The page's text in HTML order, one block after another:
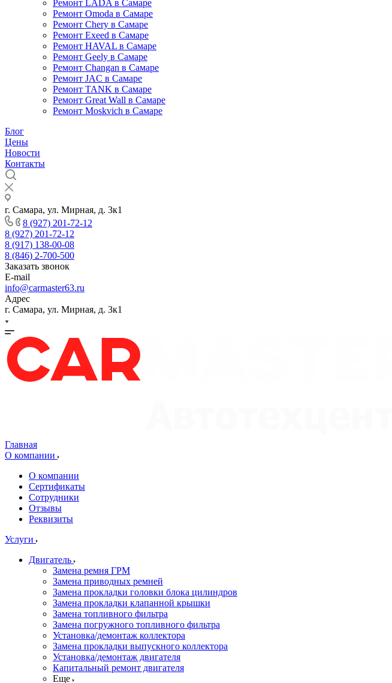
Ремонт LADA в Самаре
Ремонт Omoda в Самаре
Ремонт Chery в Самаре
Ремонт Exeed в Самаре
Ремонт HAVAL в Самаре
Ремонт Geely в Самаре
Ремонт Changan в Самаре
Ремонт JAC в Самаре
Ремонт TANK в Самаре
Ремонт Great Wall в Самаре
Ремонт Moskvich в Самаре
Блог
Цены
Новости
Контакты
г. Самара, ул. Мирная, д. 3к1
8 (927) 201-72-12
8 (927) 201-72-12
8 (917) 138-00-08
8 (846) 2-700-500
Заказать звонок
E-mail
info@carmaster63.ru
Адрес
г. Самара, ул. Мирная, д. 3к1
Главная
О компании
О компании
Сертификаты
Сотрудники
Отзывы
Реквизиты
Услуги
Двигатель
Замена ремня ГРМ
Замена приводных ремней
Замена прокладки головки блока цилиндров
Замена прокладки клапанной крышки
Замена топливного фильтра
Замена погружного топливного фильтра
Установка/демонтаж коллектора
Замена прокладки выпускного коллектора
Установка/демонтаж двигателя
Капитальный ремонт двигателя
Еще